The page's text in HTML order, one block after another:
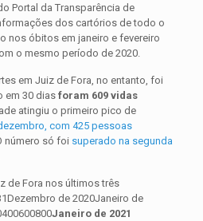
Portal da Transparência de
dos cartórios de todo o
nos óbitos em janeiro e fevereiro
o mesmo período de 2020.
em Juiz de Fora, no entanto, foi
em 30 dias foram 609 vidas
atingiu o primeiro pico de
com 425 pessoas
número só foi superado na segunda
de Fora nos últimos três
de 2020Janeiro de
Janeiro de 2021